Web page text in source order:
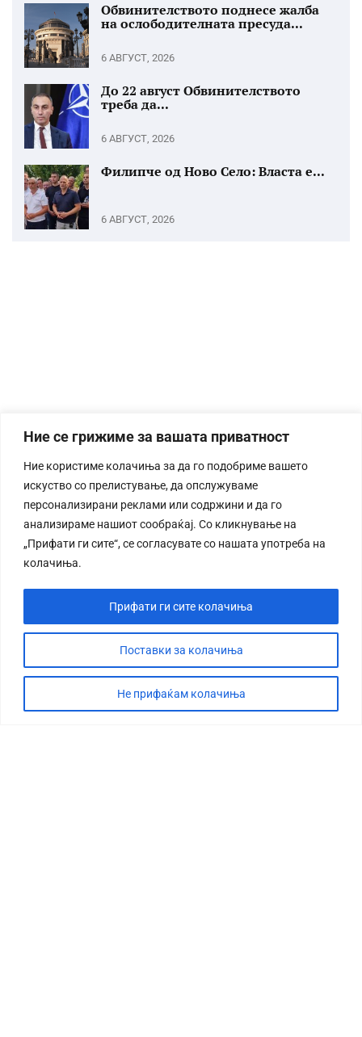
Ние се грижиме за вашата приватност
Ние користиме колачиња за да го подобриме вашето
искуство со прелистување, да опслужуваме
персонализирани реклами или содржини и да го
анализираме нашиот сообраќај. Со кликнување на
„Прифати ги сите“, се согласувате со нашата употреба на
колачиња.
Поставки за колачиња
Не прифаќам колачиња
Прифати ги сите колачиња
Обвинителството поднесе жалба
на ослободителната пресуда...
6 АВГУСТ, 2026
До 22 август Обвинителството
треба да...
6 АВГУСТ, 2026
Филипче од Ново Село: Власта е...
6 АВГУСТ, 2026